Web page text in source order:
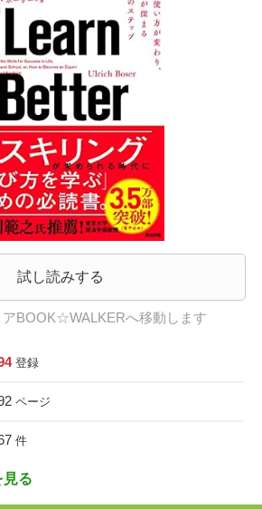
試し読みする
BOOK☆WALKERへ移動します
登録
ページ
件
る